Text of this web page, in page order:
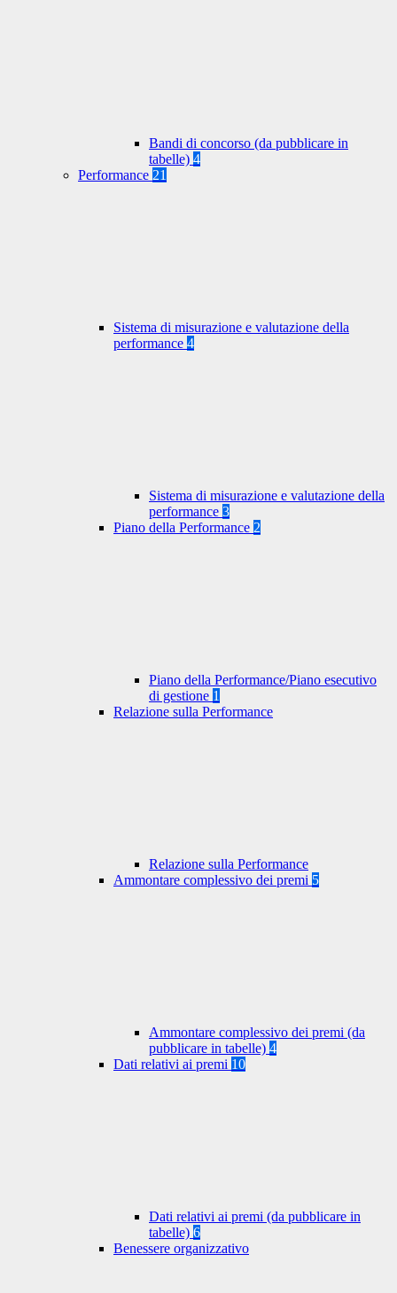
Bandi di concorso (da pubblicare in
tabelle) 4
Performance 21
Sistema di misurazione e valutazione della
performance 4
Sistema di misurazione e valutazione della
performance 3
Piano della Performance 2
Piano della Performance/Piano esecutivo
di gestione 1
Relazione sulla Performance
Relazione sulla Performance
Ammontare complessivo dei premi 5
Ammontare complessivo dei premi (da
pubblicare in tabelle) 4
Dati relativi ai premi 10
Dati relativi ai premi (da pubblicare in
tabelle) 6
Benessere organizzativo